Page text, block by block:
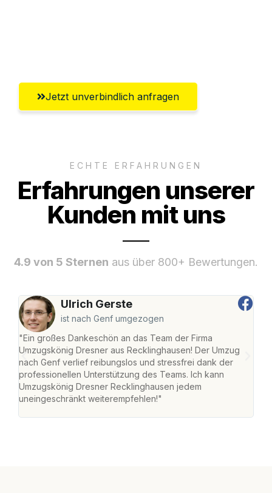
Jetzt unverbindlich anfragen
ECHTE ERFAHRUNGEN
Erfahrungen unserer
Kunden mit uns
4.9 von 5 Sternen aus über 800+ Bewertungen.
Ulrich Gerste
ist nach Genf umgezogen
"Ein großes Dankeschön an das Team der Firma
Umzugskönig Dresner aus Recklinghausen! Der Umzug
nach Genf verlief reibungslos und stressfrei dank der
professionellen Unterstützung des Teams. Ich kann
Umzugskönig Dresner Recklinghausen jedem
uneingeschränkt weiterempfehlen!"